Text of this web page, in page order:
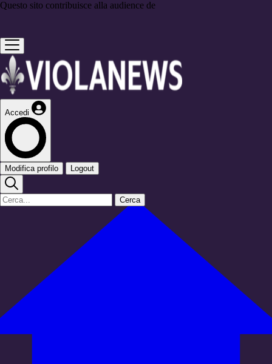
Questo sito contribuisce alla audience de
Accedi
Modifica profilo Logout
Cerca